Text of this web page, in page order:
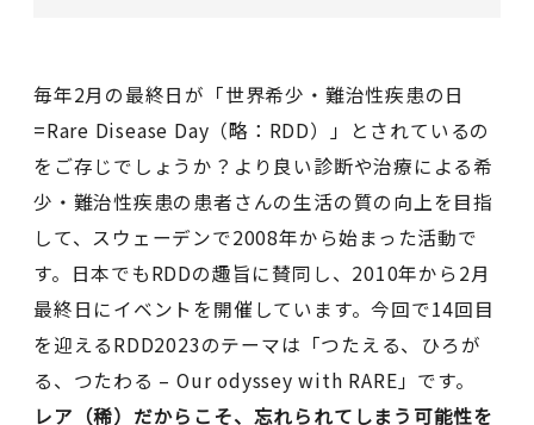
毎年2月の最終日が「世界希少・難治性疾患の日
=Rare Disease Day（略：RDD）」とされているの
をご存じでしょうか？より良い診断や治療による希
少・難治性疾患の患者さんの生活の質の向上を目指
して、スウェーデンで2008年から始まった活動で
す。日本でもRDDの趣旨に賛同し、2010年から2月
最終日にイベントを開催しています。今回で14回目
を迎えるRDD2023のテーマは「つたえる、ひろが
る、つたわる – Our odyssey with RARE」です。
レア（稀）だからこそ、忘れられてしまう可能性を